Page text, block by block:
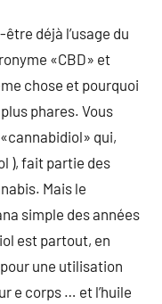
déjà l’usage du
«CBD» et
chose et pourquoi
phares. Vous
qui,
), fait partie des
Mais le
simple des années
est partout, en
une utilisation
e corps … et l’huile